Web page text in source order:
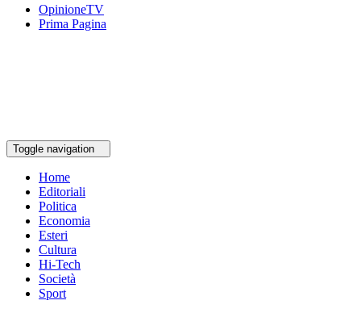
OpinioneTV
Prima Pagina
Toggle navigation
Home
Editoriali
Politica
Economia
Esteri
Cultura
Hi-Tech
Società
Sport